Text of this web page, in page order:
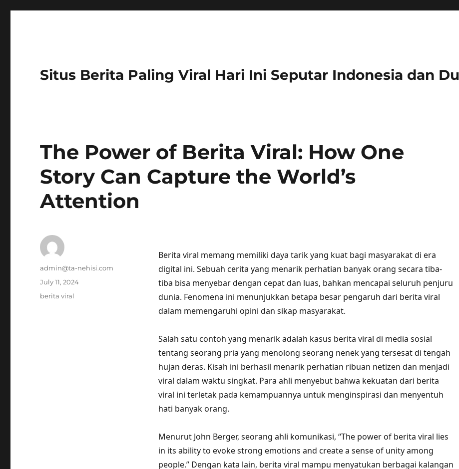
Situs Berita Paling Viral Hari Ini Seputar Indonesia dan
The Power of Berita Viral: How One
Story Can Capture the World’s
Attention
Berita viral memang memiliki daya tarik yang kuat bagi masyarakat di era
digital ini. Sebuah cerita yang menarik perhatian banyak orang secara tiba-
tiba bisa menyebar dengan cepat dan luas, bahkan mencapai seluruh penjuru
dunia. Fenomena ini menunjukkan betapa besar pengaruh dari berita viral
dalam memengaruhi opini dan sikap masyarakat.
Salah satu contoh yang menarik adalah kasus berita viral di media sosial
tentang seorang pria yang menolong seorang nenek yang tersesat di tengah
hujan deras. Kisah ini berhasil menarik perhatian ribuan netizen dan menjadi
viral dalam waktu singkat. Para ahli menyebut bahwa kekuatan dari berita
viral ini terletak pada kemampuannya untuk menginspirasi dan menyentuh
hati banyak orang.
Menurut John Berger, seorang ahli komunikasi, “The power of berita viral lies
in its ability to evoke strong emotions and create a sense of unity among
people.” Dengan kata lain, berita viral mampu menyatukan berbagai kalangan
Author
admin@ta-nehisi.com
Posted
on
July 11, 2024
Tags
berita viral